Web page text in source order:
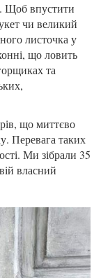
Щоб впустити
чи великий
листочка у
що ловить
та
що миттєво
Перевага таких
Ми зібрали 35
власний